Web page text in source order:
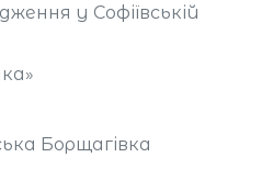
у Софіївській
Борщагівка